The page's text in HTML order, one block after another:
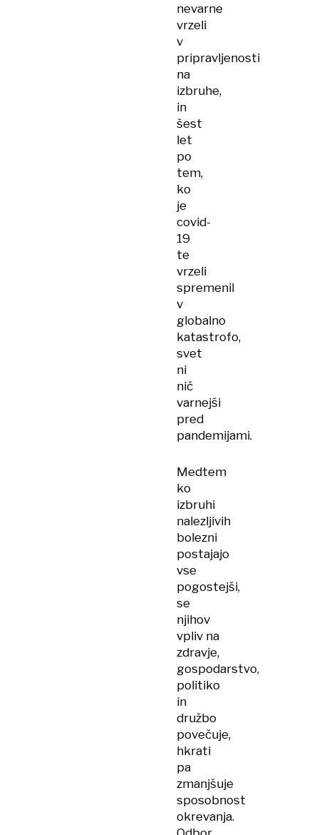
nevarne
vrzeli
v
pripravljenosti
na
izbruhe,
in
šest
let
po
tem,
ko
je
covid-
19
te
vrzeli
spremenil
v
globalno
katastrofo,
svet
ni
nič
varnejši
pred
pandemijami.
Medtem
ko
izbruhi
nalezljivih
bolezni
postajajo
vse
pogostejši,
se
njihov
vpliv na
zdravje,
gospodarstvo,
politiko
in
družbo
povečuje,
hkrati
pa
zmanjšuje
sposobnost
okrevanja.